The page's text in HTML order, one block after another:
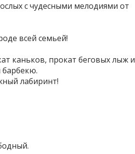
с чудесными мелодиями от
всей семьей!
каньков, прокат беговых лыж и
барбекю.
лабиринт!